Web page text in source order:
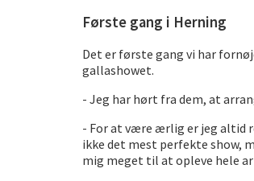
Første gang i Herning
Det er første gang vi har
gallashowet.
- Jeg har hørt fra dem, at
- For at være ærlig er jeg altid
ikke det mest perfekte show,
mig meget til at opleve hele